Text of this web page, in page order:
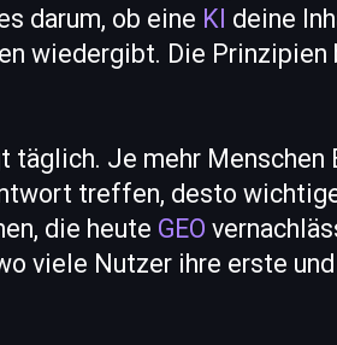
darum, ob eine KI deine
wiedergibt. Die Prinzipien
Je mehr Menschen
treffen, desto
die heute GEO
viele Nutzer ihre erste